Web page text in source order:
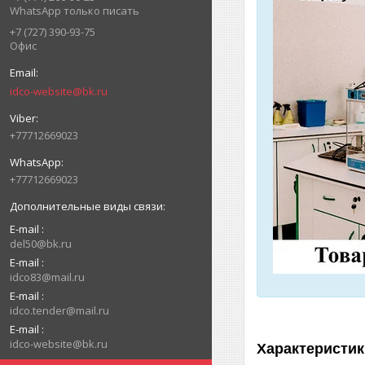
WhatsApp только писать
+7 (727) 390-93-75
Офис
idco-website@bk.ru
+77712669023
+77712669023
E-mail
del50@bk.ru
E-mail
idco83@mail.ru
E-mail
idco.tender@mail.ru
E-mail
idco-website@bk.ru